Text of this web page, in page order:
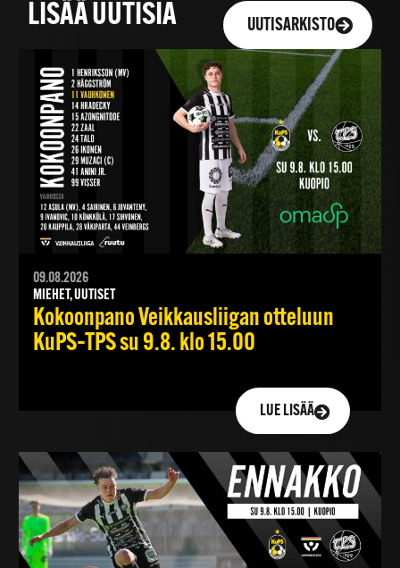
LISÄÄ UUTISIA UUTISARKISTO
09.08.2026
MIEHET, UUTISET
Kokoonpano Veikkausliigan otteluun
KuPS–TPS su 9.8. klo 15.00
LUE LISÄÄ